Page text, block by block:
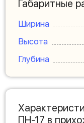
Габаритные
Ширина
Высота
Глубина
ПН-17 в